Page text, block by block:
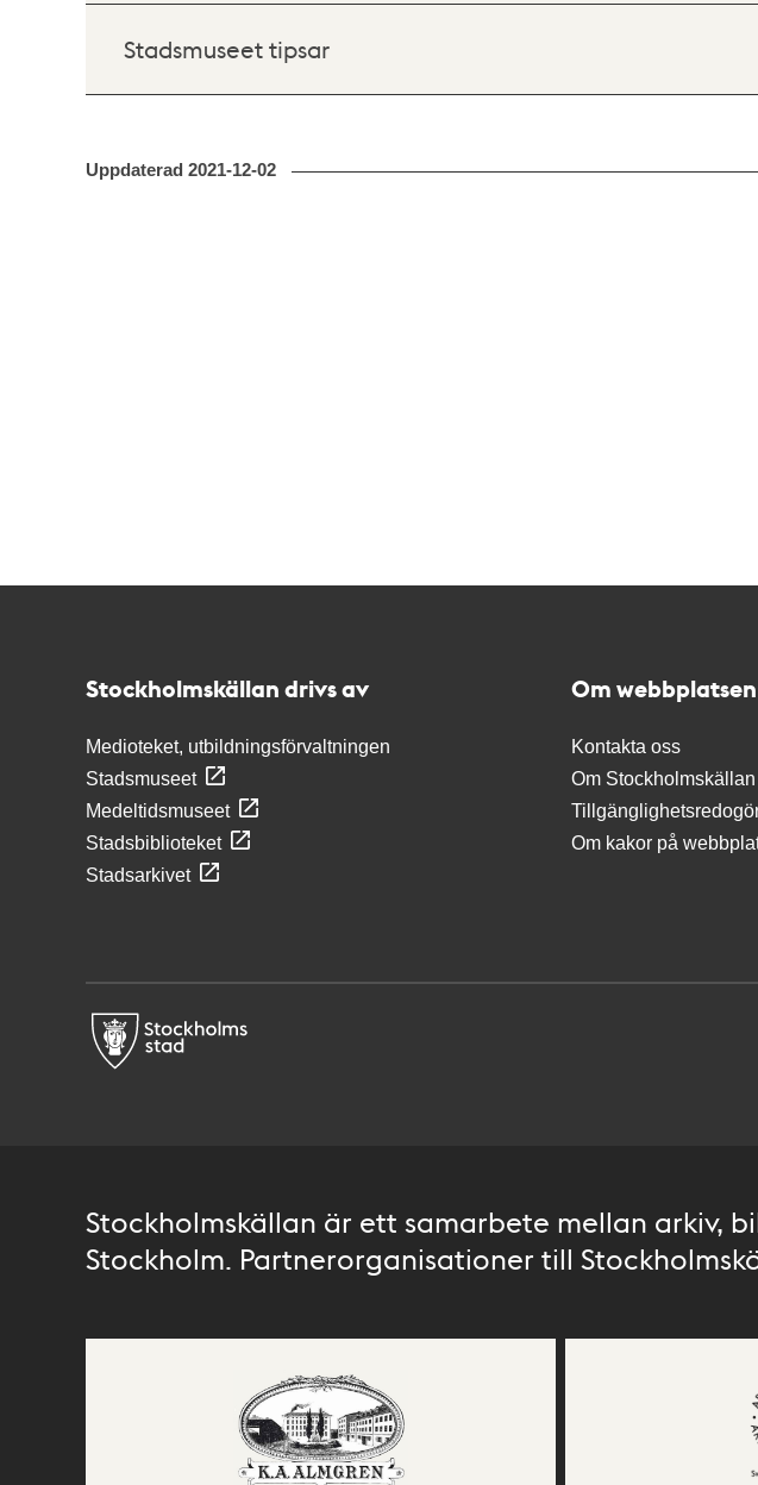
Stadsmuseet tipsar
Uppdaterad 2021-12-02
Stockholmskällan drivs av
Medioteket, utbildningsförvaltningen
Stadsmuseet
Medeltidsmuseet
Stadsbiblioteket
Stadsarkivet
Om webbplatsen
Kontakta oss
Om Stockholmskällan
Om kakor på
Stockholmskällan är ett samarbete mellan arkiv,
Stockholm. Partnerorganisationer till